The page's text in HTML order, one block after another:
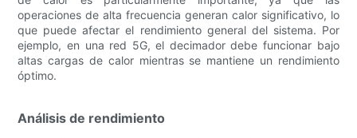
operaciones de alta frecuencia generan calor significativo, lo
que puede afectar el rendimiento general del sistema. Por
ejemplo, en una red 5G, el decimador debe funcionar bajo
altas cargas de calor mientras se mantiene un rendimiento
óptimo.
Análisis de rendimiento